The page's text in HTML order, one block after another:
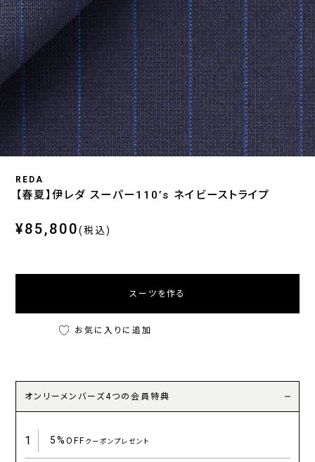
REDA
【春夏】伊レダ スーパー110’s ネイビーストライプ
¥85,800(税込)
スーツを作る
お気に入りに追加
オンリーメンバーズ4つの会員特典
1 5%OFFクーポンプレゼント